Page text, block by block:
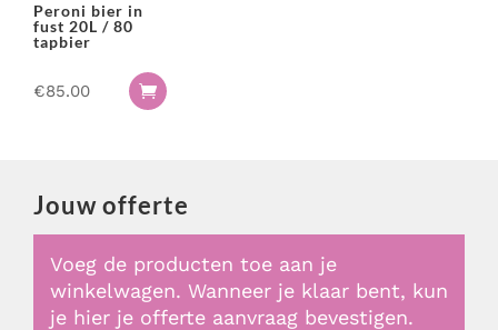
Peroni bier in
fust 20L / 80
tapbier
€85.00 
Jouw offerte
Voeg de producten toe aan je
winkelwagen. Wanneer je klaar bent, kun
je hier je offerte aanvraag bevestigen.